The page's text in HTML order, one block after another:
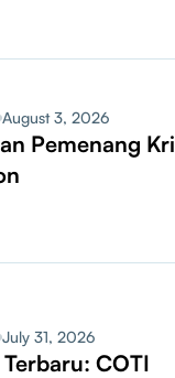
August 3, 2026
Pemenang
July 31, 2026
COTI